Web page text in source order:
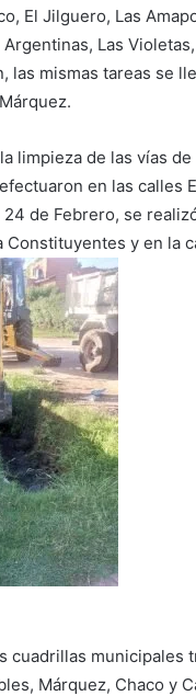
El Jilguero, Las
Las
las mismas tareas se
limpieza de las vías
en las calles
de Febrero, se
Constituyentes y en la
cuadrillas municipales
Márquez, Chaco y